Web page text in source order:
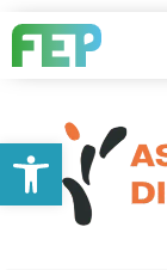
Abrir barra de